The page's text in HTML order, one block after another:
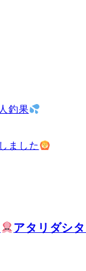
釣果
ました
アタリダシ